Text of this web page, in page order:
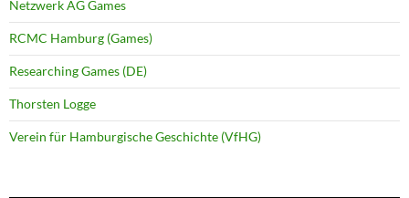
Netzwerk AG Games
RCMC Hamburg (Games)
Researching Games (DE)
Thorsten Logge
Verein für Hamburgische Geschichte (VfHG)